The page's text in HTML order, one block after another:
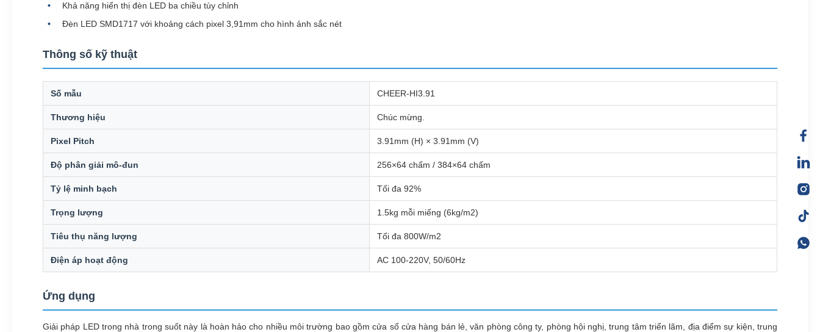
Khả năng hiển thị đèn LED ba chiều tùy chỉnh
Đèn LED SMD1717 với khoảng cách pixel 3,91mm cho hình ảnh sắc nét
Thông số kỹ thuật
Số mẫu CHEER-HI3.91
Thương hiệu Chúc mừng.
Pixel Pitch 3.91mm (H) × 3.91mm (V)
Độ phân giải mô-đun 256×64 chấm / 384×64 chấm
Tỷ lệ minh bạch Tối đa 92%
Trọng lượng 1.5kg mỗi miếng (6kg/m2)
Tiêu thụ năng lượng Tối đa 800W/m2
Điện áp hoạt động AC 100-220V, 50/60Hz
Ứng dụng
Giải pháp LED trong nhà trong suốt này là hoàn hảo cho nhiều môi trường bao gồm cửa sổ cửa hàng bán lẻ, văn phòng công ty, phòng hội nghị, trung tâm triển lãm, địa điểm sự kiện, trung